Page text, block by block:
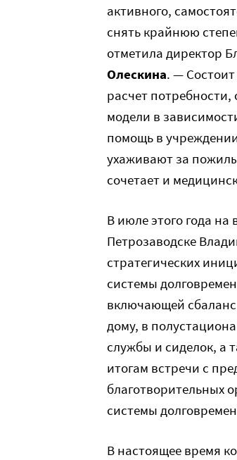
активного,
снять крайнюю
отметила директор
Олескина. — Состоит
расчет
модели в
помощь в
ухаживают за
сочетает и
В июле этого года на
Петрозаводске
стратегических
системы
включающей
дому, в
службы и сиделок, а
итогам встречи с
благотворительных
системы
В настоящее время